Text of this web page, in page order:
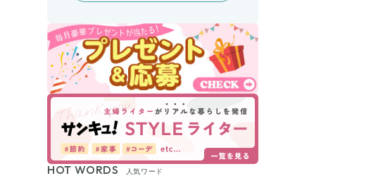
HOT WORDS 人気ワード